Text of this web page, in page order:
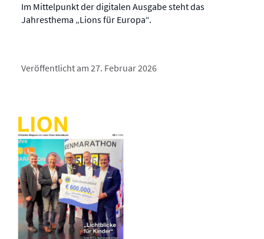
Im Mittelpunkt der digitalen Ausgabe steht das
Jahresthema „Lions für Europa“.
Veröffentlicht am 27. Februar 2026